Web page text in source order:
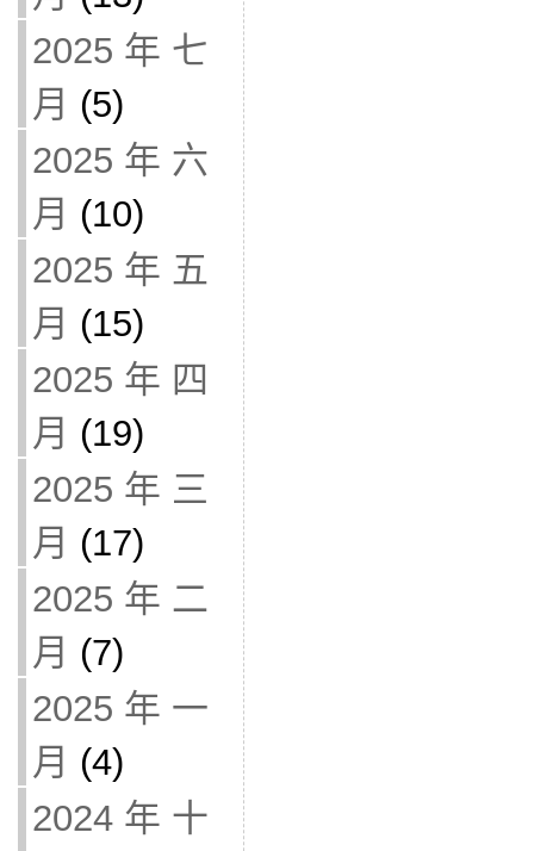
2025 年 七
月 (5)
2025 年 六
月 (10)
2025 年 五
月 (15)
2025 年 四
月 (19)
2025 年 三
月 (17)
2025 年 二
月 (7)
2025 年 一
月 (4)
2024 年 十